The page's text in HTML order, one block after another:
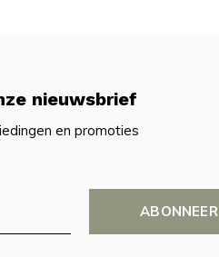
nieuwsbrief
en promoties
ABONNEER